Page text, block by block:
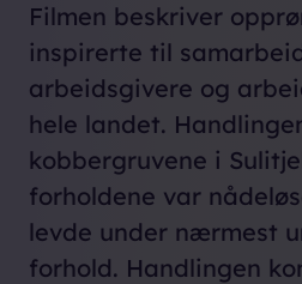
Filmen beskriver
inspirerte til
arbeidsgivere og
hele landet.
kobbergruvene i
forholdene var
levde under nærmest
forhold. Handlingen